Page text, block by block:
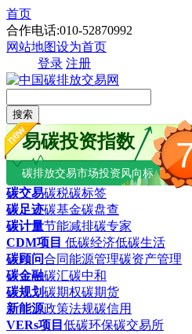
首页
合作电话:010-52870992
网站地图设为首页
登录 注册
搜索
易碳投资指数
碳排放交易市场投资风向标
碳交易碳税碳标签
碳足迹碳基金碳盘查
碳计量节能减排碳专家
CDM项目 低碳经济低碳生活
碳顾问合同能源管理碳资产管理
碳金融碳汇碳中和
碳规划碳期权碳期货
新能源政策法规碳信用
VERs项目 低碳环保碳交易所